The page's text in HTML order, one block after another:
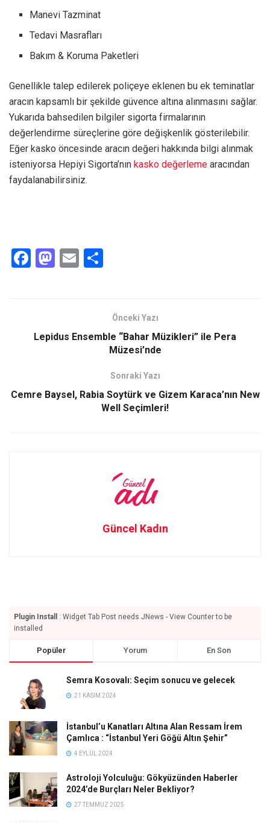
Manevi Tazminat
Tedavi Masrafları
Bakım & Koruma Paketleri
Genellikle talep edilerek poliçeye eklenen bu ek teminatlar
aracın kapsamlı bir şekilde güvence altına alınmasını sağlar.
Yukarıda bahsedilen bilgiler sigorta firmalarının
değerlendirme süreçlerine göre değişkenlik gösterilebilir.
Eğer kasko öncesinde aracın değeri hakkında bilgi alınmak
isteniyorsa Hepiyi Sigorta’nın kasko değerleme aracından
faydalanabilirsiniz.
F
o
M
d
E
Önceki Yazı
Lepidus Ensemble “Bahar Müzikleri” ile Pera
Müzesi’nde
Sonraki Yazı
Cemre Baysel, Rabia Soytürk ve Gizem Karaca’nın New
Well Seçimleri!
Güncel Kadın
Plugin Install
: Widget Tab Post needs JNews - View Counter to be
installed
Popüler Yorum En Son
Semra Kosovalı: Seçim sonucu ve gelecek
21 KASIM 2024
İstanbul’u Kanatları Altına Alan Ressam İrem
Çamlıca : “İstanbul Yeri Göğü Altın Şehir”
4 EYLÜL 2024
Astroloji Yolculuğu: Gökyüzünden Haberler
2024’de Burçları Neler Bekliyor?
27 TEMMUZ 2025